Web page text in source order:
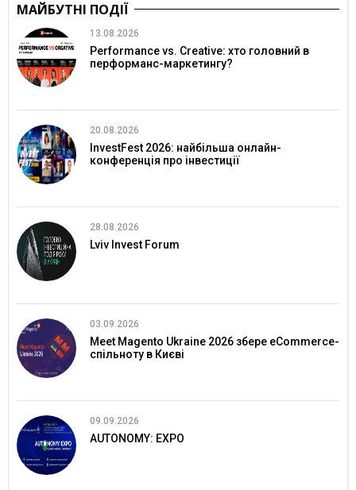
МАЙБУТНІ ПОДІЇ
13.08.2026
Performance vs. Creative: хто головний в
перформанс-маркетингу?
20.08.2026
InvestFest 2026: найбільша онлайн-
конференція про інвестиції
28.08.2026
Lviv Invest Forum
03.09.2026
Meet Magento Ukraine 2026 збере eCommerce-
спільноту в Києві
09.09.2026
AUTONOMY: EXPO